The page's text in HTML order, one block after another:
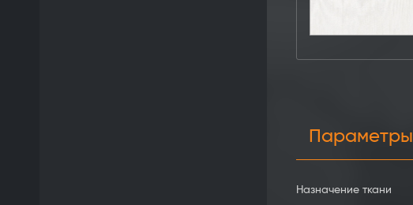
Параметры
Назначение ткани